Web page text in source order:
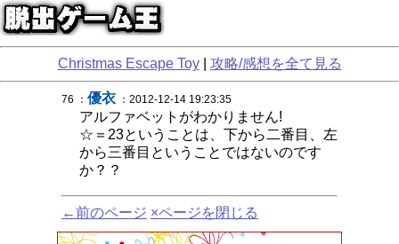
Christmas Escape Toy| 攻略/感想を全て見る
76 ： 優衣 ：2012-12-14 19:23:35
アルファベットがわかりません!
☆＝23ということは、下から二番目、左
から三番目ということではないのです
か？？
←前のページ ×ページを閉じる